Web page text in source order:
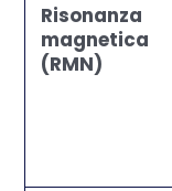
Risonanza
magnetica
(RMN)